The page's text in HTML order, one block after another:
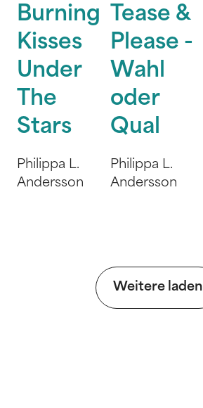
Burning
Kisses
Under
The
Stars
Philippa L.
Andersson
Tease &
Please -
Wahl
oder
Qual
Philippa L.
Andersson
Weitere laden